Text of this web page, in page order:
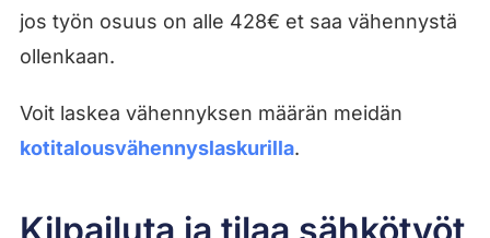
jos työn osuus on alle 428€ et saa vähennystä
ollenkaan.
Voit laskea vähennyksen määrän meidän
kotitalousvähennyslaskurilla.